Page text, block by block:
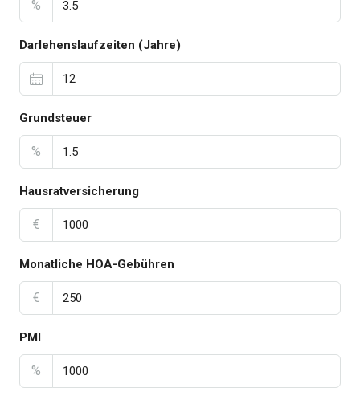
%
Darlehenslaufzeiten (Jahre)
Grundsteuer
%
Hausratversicherung
€
Monatliche HOA-Gebühren
€
PMI
%